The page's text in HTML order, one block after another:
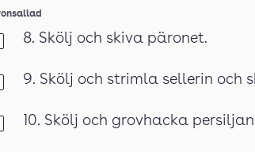
8. Skölj och skiva päronet.
9. Skölj och strimla sellerin och
10. Skölj och grovhacka